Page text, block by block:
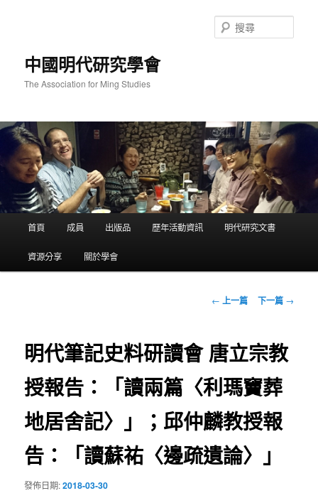
中國明代研究學會
The Association for Ming Studies
尋
首頁 成員 出版品 歷年活動資訊 明代研究文書
資源分享 關於學會
文
覽
← 上一篇 下一篇 →
明代筆記史料研讀會 唐立宗教
授報告：「讀兩篇〈利瑪竇葬
地居舍記〉」；邱仲麟教授報
告：「讀蘇祐〈邊疏遺論〉」
發佈日期:2018-03-30